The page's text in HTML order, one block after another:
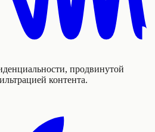
продвинутой
контента.